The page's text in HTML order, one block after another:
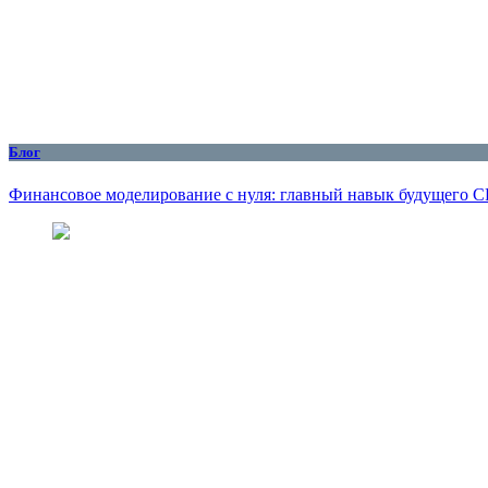
Блог
Финансовое моделирование с нуля: главный навык будущего